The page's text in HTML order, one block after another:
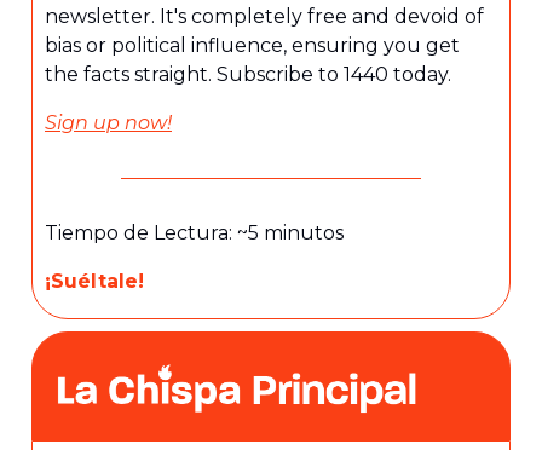
newsletter. It's completely free and devoid of
bias or political influence, ensuring you get
the facts straight. Subscribe to 1440 today.
Sign up now!
Tiempo de Lectura: ~5 minutos
¡Suéltale!